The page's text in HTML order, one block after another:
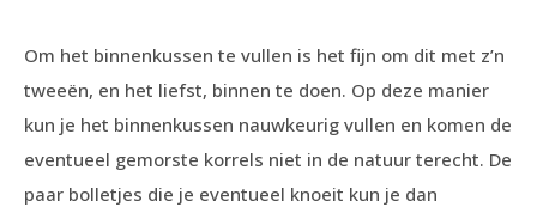
Om het binnenkussen te vullen is het fijn om dit met z’n
tweeën, en het liefst, binnen te doen. Op deze manier
kun je het binnenkussen nauwkeurig vullen en komen de
eventueel gemorste korrels niet in de natuur terecht. De
paar bolletjes die je eventueel knoeit kun je dan